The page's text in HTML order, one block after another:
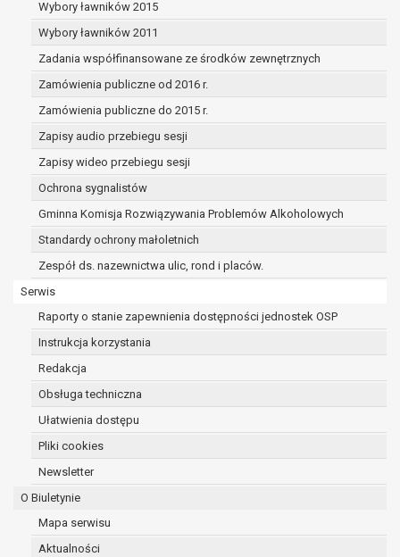
Wybory ławników 2015
Wybory ławników 2011
Zadania współfinansowane ze środków zewnętrznych
Zamówienia publiczne od 2016 r.
Zamówienia publiczne do 2015 r.
Zapisy audio przebiegu sesji
Zapisy wideo przebiegu sesji
Ochrona sygnalistów
Gminna Komisja Rozwiązywania Problemów Alkoholowych
Standardy ochrony małoletnich
Zespół ds. nazewnictwa ulic, rond i placów.
Serwis
Raporty o stanie zapewnienia dostępności jednostek OSP
Instrukcja korzystania
Redakcja
Obsługa techniczna
Ułatwienia dostępu
Pliki cookies
Newsletter
O Biuletynie
Mapa serwisu
Aktualności
celu wywiązania się z obowiązku
wynikającego z przepisów prawa;
prawo do żądania ograniczenia
przetwarzania danych osobowych na
podstawie art. 18 RODO, w przypadku gdy:
osoba, której dane dotyczą
kwestionuje prawidłowość danych
osobowych – na okres pozwalający
administratorowi sprawdzić
prawidłowość tych danych,
przetwarzanie danych jest niezgodne
z prawem, a osoba, której dane
dotyczą, sprzeciwia się usunięciu
danych, żądając w zamian ich
administrator nie potrzebuje już
danych dla swoich celów, ale osoba,
której dane dotyczą, potrzebuje ich do
roszczeń,
sprzeciw wobec przetwarzania
prawo do przenoszenia danych na